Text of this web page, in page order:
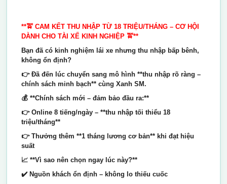
**🚖 CAM KẾT THU NHẬP TỪ 18 TRIỆU/THÁNG – CƠ HỘI
DÀNH CHO TÀI XẾ KINH NGHIỆP 🚖**
Bạn đã có kinh nghiệm lái xe nhưng thu nhập bấp bênh,
không ổn định?
👉 Đã đến lúc chuyển sang mô hình **thu nhập rõ ràng –
chính sách minh bạch** cùng Xanh SM.
💰 **Chính sách mới – đảm bảo đầu ra:**
👉 Online 8 tiếng/ngày – **thu nhập tối thiểu 18
triệu/tháng**
👉 Thưởng thêm **1 tháng lương cơ bản** khi đạt hiệu
suất
📈 **Vì sao nên chọn ngay lúc này?**
✔️ Nguồn khách ổn định – không lo thiếu cuốc